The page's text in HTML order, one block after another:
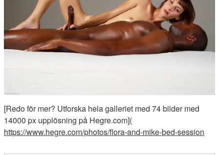
[Redo för mer? Utforska hela galleriet med 74 bilder med
14000 px upplösning på Hegre.com](
https://www.hegre.com/photos/flora-and-mike-bed-session